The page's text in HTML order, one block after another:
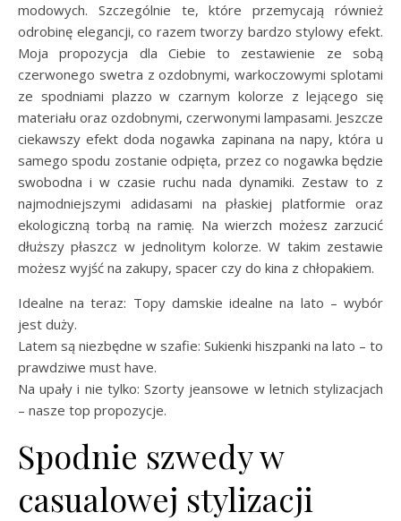
modowych. Szczególnie te, które przemycają również
odrobinę elegancji, co razem tworzy bardzo stylowy efekt.
Moja propozycja dla Ciebie to zestawienie ze sobą
czerwonego swetra z ozdobnymi, warkoczowymi splotami
ze spodniami plazzo w czarnym kolorze z lejącego się
materiału oraz ozdobnymi, czerwonymi lampasami. Jeszcze
ciekawszy efekt doda nogawka zapinana na napy, która u
samego spodu zostanie odpięta, przez co nogawka będzie
swobodna i w czasie ruchu nada dynamiki. Zestaw to z
najmodniejszymi adidasami na płaskiej platformie oraz
ekologiczną torbą na ramię. Na wierzch możesz zarzucić
dłuższy płaszcz w jednolitym kolorze. W takim zestawie
możesz wyjść na zakupy, spacer czy do kina z chłopakiem.
Idealne na teraz: Topy damskie idealne na lato – wybór
jest duży.
Latem są niezbędne w szafie: Sukienki hiszpanki na lato – to
prawdziwe must have.
Na upały i nie tylko: Szorty jeansowe w letnich stylizacjach
– nasze top propozycje.
Spodnie szwedy w
casualowej stylizacji